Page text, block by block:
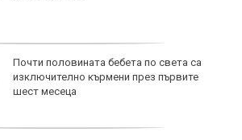
Почти половината бебета по света са
изключително кърмени през първите
шест месеца